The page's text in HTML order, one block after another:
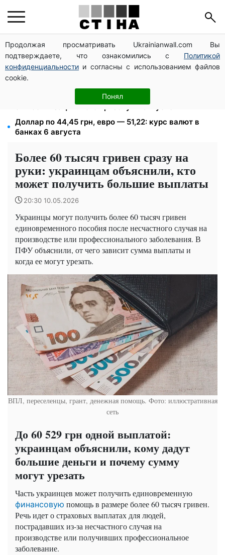
Продолжая просматривать Ukrainianwall.com Вы
подтверждаете, что ознакомились с Политикой
конфиденциальности и согласны с использованием файлов
cookie.
Понял
Мост Метро частично перекроют 7-10 августа:
водителям Киева советуют планировать объезд
1500 списанных, 500 уехали сразу: обыски в
Мукачевском ТЦК и ВВК
Студенты-заочники и вечерники теряют отсрочку
от мобилизации: кого призовут в августе
Доллар по 44,45 грн, евро — 51,22: курс валют в
банках 6 августа
Более 60 тысяч гривен сразу на
руки: украинцам объяснили, кто
может получить большие выплаты
20:30 10.05.2026
Украинцы могут получить более 60 тысяч гривен
единовременного пособия после несчастного случая на
производстве или профессионального заболевания. В
ПФУ объяснили, от чего зависит сумма выплаты и
когда ее могут урезать.
ВПЛ, переселенцы, грант, денежная помощь. Фото: иллюстративная
сеть
До 60 529 грн одной выплатой:
украинцам объяснили, кому дадут
большие деньги и почему сумму
могут урезать
Часть украинцев может получить единовременную
финансовую помощь в размере более 60 тысяч гривен.
Речь идет о страховых выплатах для людей,
пострадавших из-за несчастного случая на
производстве или получивших профессиональное
заболевание.